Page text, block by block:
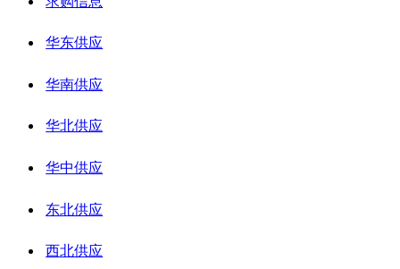
华东供应
华南供应
华北供应
华中供应
东北供应
西北供应